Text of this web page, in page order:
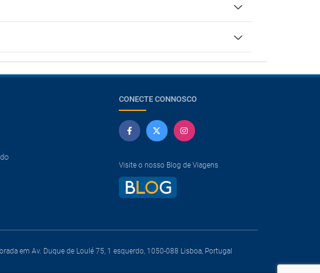
CONECTE CONNOSCO
Visite o nosso Blog de Viagens
em Av. Duque de Loulé 75, 1 esquerdo, 1050-088 Lisboa, Portugal